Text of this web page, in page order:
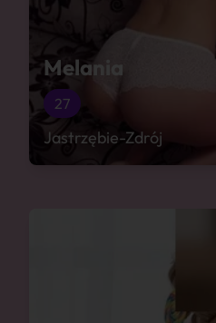
Melania
27
Jastrzębie-Zdrój